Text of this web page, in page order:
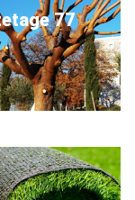
77